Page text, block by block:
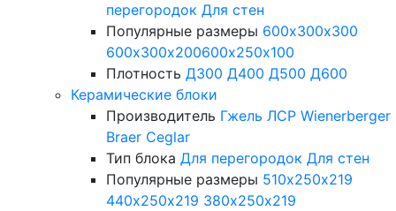
перегородок Для стен
Популярные размеры 600х300х300
600х300х200600х250х100
Плотность Д300 Д400 Д500 Д600
Керамические блоки
Производитель Гжель ЛСР Wienerberger
Braer Ceglar
Тип блока Для перегородок Для стен
Популярные размеры 510х250х219
440х250х219 380х250х219